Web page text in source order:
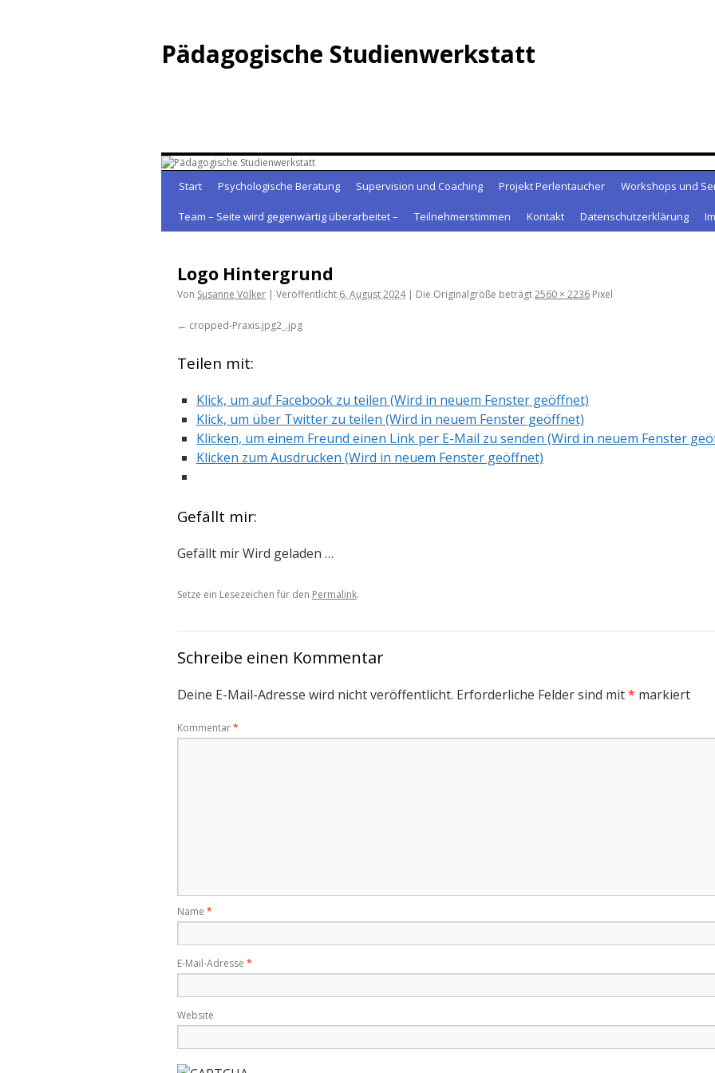
springen
Pädagogische Studienwerkstatt
Start Psychologische Beratung Supervision und Coaching Projekt Perlentaucher Workshops und
Team – Seite wird gegenwärtig überarbeitet – Teilnehmerstimmen Kontakt Datenschutzerklärung
Logo Hintergrund
Von Susanne Völker | Veröffentlicht 6. August 2024 | Die Originalgröße beträgt2560 × 2236 Pixel
cropped-Praxis.jpg2_.jpg
Teilen mit:
Klick, um auf Facebook zu teilen (Wird in neuem Fenster geöffnet)
Klick, um über Twitter zu teilen (Wird in neuem Fenster geöffnet)
Klicken, um einem Freund einen Link per E-Mail zu senden (Wird in neuem Fenster
Klicken zum Ausdrucken (Wird in neuem Fenster geöffnet)
Gefällt mir:
Gefällt mirWird geladen …
Setze ein Lesezeichen für den Permalink.
Schreibe einen Kommentar
Deine E-Mail-Adresse wird nicht veröffentlicht. Erforderliche Felder sind mit* markiert
Kommentar*
Name *
E-Mail-Adresse *
Website